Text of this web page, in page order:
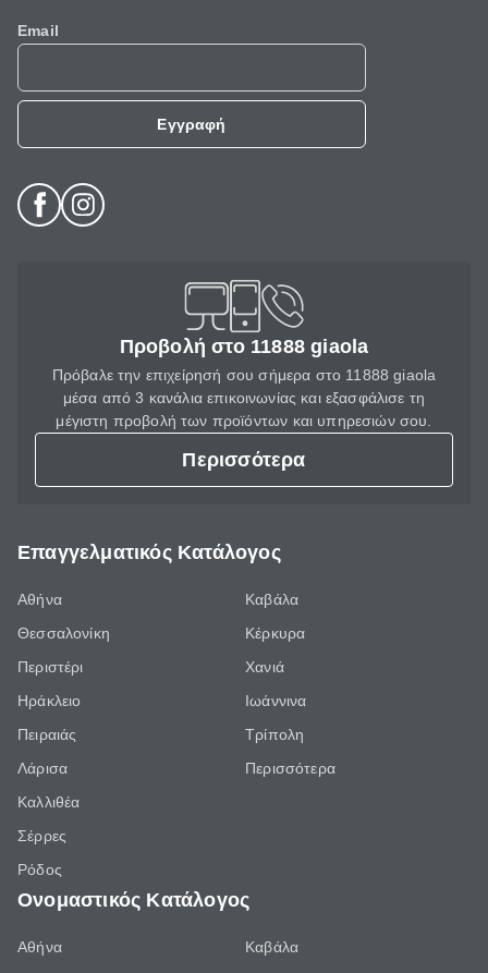
Email
Εγγραφή
Προβολή στο 11888 giaola
Πρόβαλε την επιχείρησή σου σήμερα στο 11888 giaola
μέσα από 3 κανάλια επικοινωνίας και εξασφάλισε τη
μέγιστη προβολή των προϊόντων και υπηρεσιών σου.
Περισσότερα
Επαγγελματικός Κατάλογος
Αθήνα
Θεσσαλονίκη
Περιστέρι
Ηράκλειο
Πειραιάς
Λάρισα
Καλλιθέα
Σέρρες
Ρόδος
Καβάλα
Κέρκυρα
Χανιά
Ιωάννινα
Τρίπολη
Περισσότερα
Ονομαστικός Κατάλογος
Αθήνα
Καβάλα